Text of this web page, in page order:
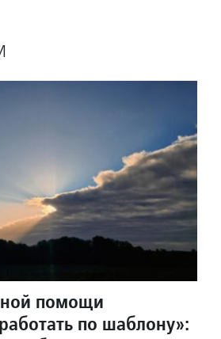
помощи
по шаблону»: